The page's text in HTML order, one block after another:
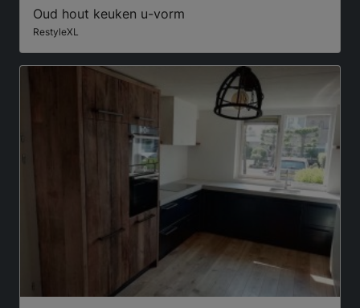
Oud hout keuken u-vorm
RestyleXL